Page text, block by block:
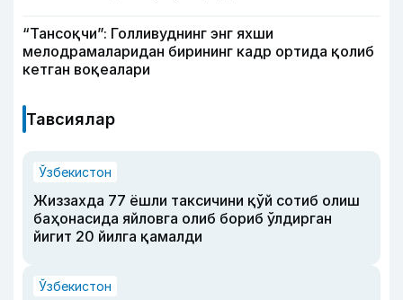
“Тансоқчи”: Голливуднинг энг яхши
мелодрамаларидан бирининг кадр ортида қолиб
кетган воқеалари
Тавсиялар
Ўзбекистон
Жиззахда 77 ёшли таксичини қўй сотиб олиш
баҳонасида яйловга олиб бориб ўлдирган
йигит 20 йилга қамалди
Ўзбекистон